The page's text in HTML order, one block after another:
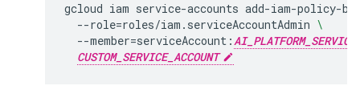
gcloud iam service-accounts add-iam-policy-
--role=roles/iam.serviceAccountAdmin \
--member=serviceAccount:
CUSTOM_SERVICE_ACCOUNT